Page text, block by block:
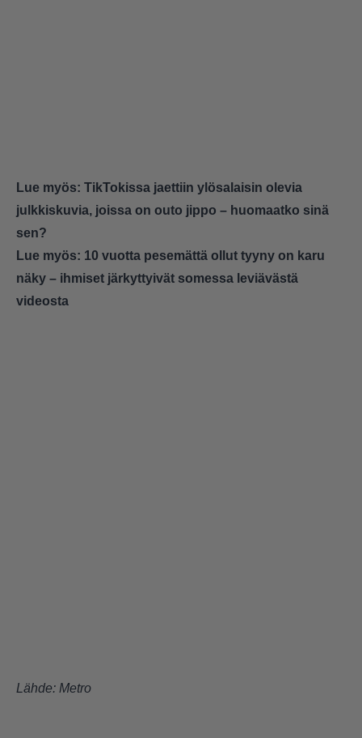
Lue myös: TikTokissa jaettiin ylösalaisin olevia
julkkiskuvia, joissa on outo jippo – huomaatko sinä
sen?
Lue myös: 10 vuotta pesemättä ollut tyyny on karu
näky – ihmiset järkyttyivät somessa leviävästä
videosta
Lähde: Metro